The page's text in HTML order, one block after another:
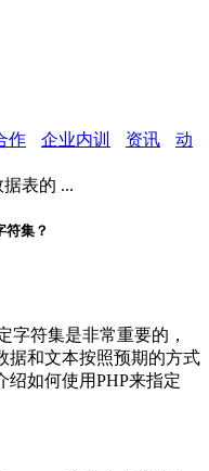
作 企业内训 资讯
动
表的 ...
符集？
字符集是非常重要的，
据和文本按照预期的方式
绍如何使用PHP来指定